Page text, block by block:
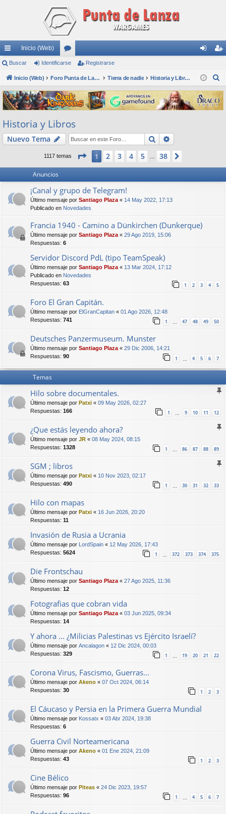
nl
ac
es
rá
pi
do
Inicio (Web)
or
os nti
fic
ar
ist
ra
rs
Buscar Identificarse Registrarse
Inicio (Web) Foro Punta de Lanza Wargames Tierra de nadie Historia y Libros
s
c
Historia y Libros
Nuevo Tema Buscar
1117 temas Página de 38
1 2 3 4 5 38
Anuncios
¡Canal y grupo de Telegram!
Último mensaje por Santiago Plaza « 14 May 2022, 17:13
Publicado en Novedades
Francia 1940 - Camino a Dünkirchen (Dunkerque)
Último mensaje por Santiago Plaza « 29 Ago 2019, 15:06
Respuestas: 6
Servidor Discord PdL (tipo TeamSpeak)
Último mensaje por Santiago Plaza « 13 Mar 2024, 17:12
Publicado en Novedades
Respuestas: 63 1 2 3 4 5
Foro El Gran Capitán.
Último mensaje por ElGranCapitan « 01 Ago 2026, 12:48
Respuestas: 741 1 … 47 48 49 50
Deutsches Panzermuseum. Munster
Último mensaje por Santiago Plaza« 29 Dic 2006, 14:21
Respuestas: 90 1 4 5 6 7
Temas
Hilo sobre documentales.
Último mensaje por Patxi « 09 May 2026, 02:27
Respuestas: 166 1 9 10 11 12
¿Que estás leyendo ahora?
Último mensaje por JR « 08 May 2024, 08:15
Respuestas: 1328 1 86 87 88 89
SGM ; libros
Último mensaje por Patxi « 10 Nov 2023, 02:17
Respuestas: 490 1 30 31 32 33
Hilo con mapas
Último mensaje por Patxi « 16 Jun 2026, 20:20
Respuestas: 11
Invasión de Rusia a Ucrania
Último mensaje por LordSpain « 12 May 2026, 17:43
Respuestas: 5624 1 372 373 374 375
Die Frontschau
Último mensaje por Santiago Plaza « 27 Ago 2025, 11:36
Respuestas: 12
Fotografias que cobran vida
Último mensaje por Santiago Plaza « 03 Jun 2025, 09:34
Respuestas: 14
Y ahora ... ¿Milicias Palestinas vs Ejército Israelí?
Último mensaje por Ancalagon « 12 Dic 2024, 00:03
Respuestas: 329 1 … 19 20 21 22
Corona Virus, Fascismo, Guerras...
Último mensaje por Akeno « 07 Oct 2024, 06:14
Respuestas: 30 1 2 3
El Cáucaso y Persia en la Primera Guerra Mundial
Último mensaje por Kossatx « 03 Abr 2024, 19:38
Respuestas: 6
Guerra Civil Norteamericana
Último mensaje por Akeno « 01 Ene 2024, 21:09
Respuestas: 43 1 2 3
Cine Bélico
Último mensaje por Piteas « 24 Dic 2023, 19:57
Respuestas: 96 1 … 4 5 6 7